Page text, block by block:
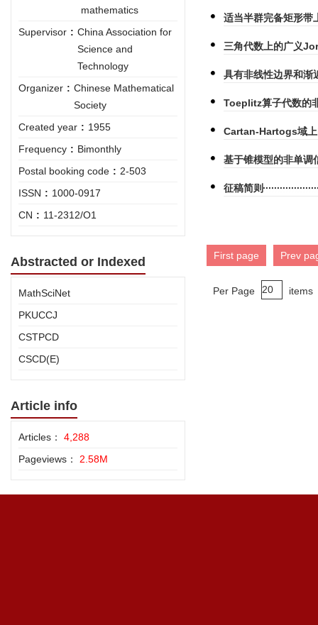
mathematics
Supervisor : China Association for
Science and
Technology
Organizer : Chinese Mathematical
Society
Created year : 1955
Frequency : Bimonthly
Postal booking code : 2-503
ISSN : 1000-0917
CN : 11-2312/O1
Abstracted or Indexed
MathSciNet
PKUCCJ
CSTPCD
CSCD(E)
Article info
Articles： 4,288
Pageviews： 2.58M
适当半群完备矩形带
三角代数上的广义
具有非线性边界和渐
Toeplitz算子代数的
Cartan-Hartogs域
基于锥模型的非单调
征稿简则
First page Prev
Per Page items